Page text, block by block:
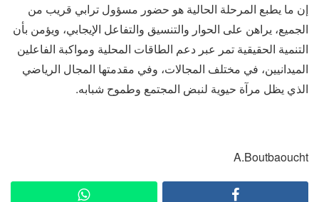
إن ما يطبع المرحلة الحالية هو حضور مسؤول ترابي قريب من
الجميع، يراهن على الحوار والتنسيق والتفاعل الإيجابي، ويؤمن بأن
التنمية الحقيقية تمر عبر دعم الطاقات المحلية ومواكبة الفاعلين
الميدانيين، في مختلف المجالات، وفي مقدمتها المجال الرياضي
الذي يظل مرآة حيوية لنبض المجتمع وطموح شبابه.
A.Boutbaoucht